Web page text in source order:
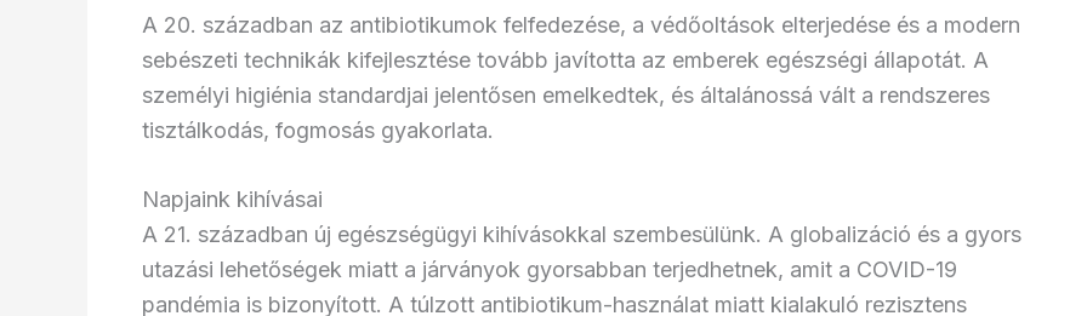
A 20. században az antibiotikumok felfedezése, a védőoltások elterjedése és a modern
sebészeti technikák kifejlesztése tovább javította az emberek egészségi állapotát. A
személyi higiénia standardjai jelentősen emelkedtek, és általánossá vált a rendszeres
tisztálkodás, fogmosás gyakorlata.
Napjaink kihívásai
A 21. században új egészségügyi kihívásokkal szembesülünk. A globalizáció és a gyors
utazási lehetőségek miatt a járványok gyorsabban terjedhetnek, amit a COVID-19
pandémia is bizonyított. A túlzott antibiotikum-használat miatt kialakuló rezisztens